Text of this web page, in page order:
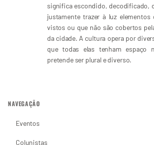
significa escondido, decodificado,
justamente trazer à luz
vistos ou que não são cobertos
da cidade. A cultura opera por
que todas elas tenham espaço
pretende ser plural e diverso.
NAVEGAÇÃO
Eventos
Colunistas